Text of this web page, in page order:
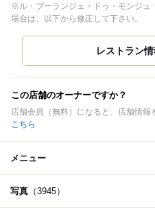
※ル・ブーランジェ・ドゥ・モンジュ
場合は、以下から修正して下さい。
この店舗のオーナーですか？
店舗会員（無料）になると、店舗情報
こちら
メニュー
写真 （3945）